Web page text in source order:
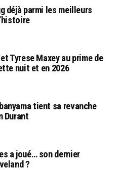
déjà parmi les meilleurs
Tyrese Maxey au prime de
nuit et en 2026
tient sa revanche
Durant
a joué… son dernier
?